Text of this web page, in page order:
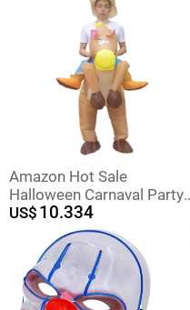
negro rojo diadema traje
Amazon Hot Sale
Halloween Carnaval Party
Ropa de montar ponies
ropa inflable fábrica directa
US$ 10.334